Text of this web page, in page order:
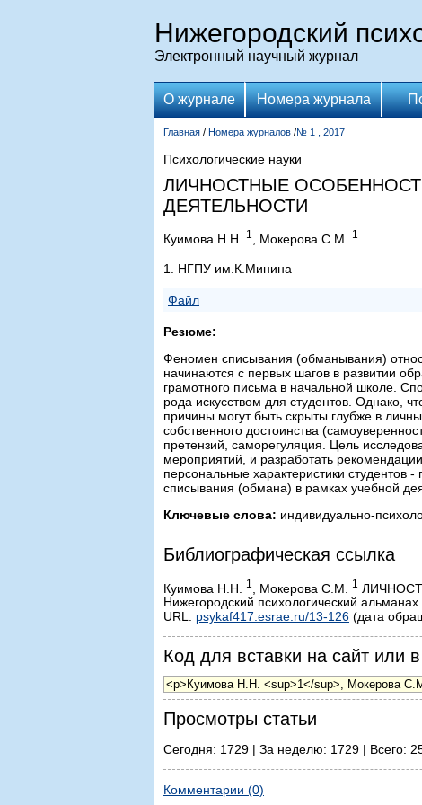
Нижегородский
Электронный научный журнал
О журнале Номера журнала
Главная / Номера журналов /№ 1 , 2017
Психологические науки
ЛИЧНОСТНЫЕ
ДЕЯТЕЛЬНОСТИ
Куимова Н.Н. 1 , Мокерова С.М. 1
1. НГПУ им.К.Минина
Файл
Резюме:
Феномен списывания (обманывания)
начинаются с первых шагов в развитии
грамотного письма в начальной школе.
рода искусством для студентов. Однако,
причины могут быть скрыты глубже в
собственного достоинства
претензий, саморегуляция. Цель
мероприятий, и разработать
персональные характеристики
списывания (обмана) в рамках учебной
Ключевые слова: индивидуально-
Библиографическая ссылка
Куимова Н.Н. 1 , Мокерова С.М. 1
Нижегородский психологический
URL: psykaf417.esrae.ru/13-126 (дата
Код для вставки на сайт или в
Просмотры статьи
Сегодня: 1729 | За неделю: 1729 | Всего:
Комментарии (0)